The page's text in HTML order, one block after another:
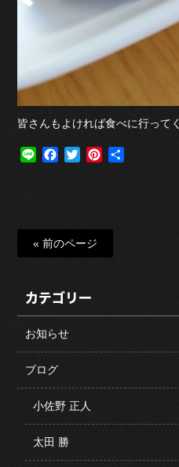
皆さんもよければ食べに行って
Line Facebook
TwitterPinterest
« 前のページ
カテゴリー
お知らせ
ブログ
小佐野 正人
太田 勝